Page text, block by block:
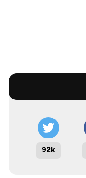
92k